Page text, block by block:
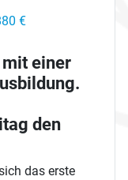
€
einer
den
das erste